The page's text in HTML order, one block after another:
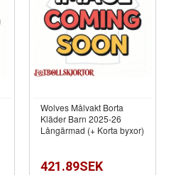
Wolves Målvakt Borta
Kläder Barn 2025-26
Långärmad (+ Korta byxor)
421.89SEK